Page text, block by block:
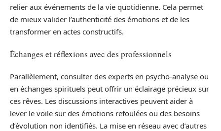
relier aux événements de la vie quotidienne. Cela permet
de mieux valider l’authenticité des émotions et de les
transformer en actes constructifs.
Échanges et réflexions avec des professionnels
Parallèlement, consulter des experts en psycho-analyse ou
en échanges spirituels peut offrir un éclairage précieux sur
ces rêves. Les discussions interactives peuvent aider à
lever le voile sur des émotions refoulées ou des besoins
d’évolution non identifiés. La mise en réseau avec d’autres